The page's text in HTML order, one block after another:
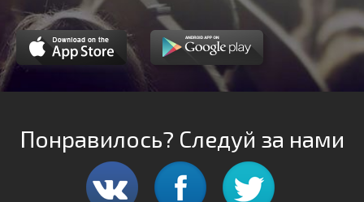
Понравилось? Следуй за нами